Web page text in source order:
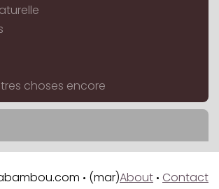
choses encore
• (mar)About • Contact